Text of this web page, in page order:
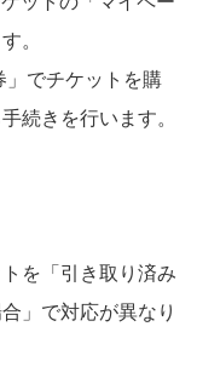
。
でチケットを購
続きを行います。
を「引き取り済み
」で対応が異なり